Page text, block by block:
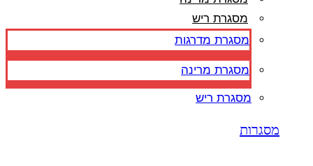
מסגרת ריש
מסגרת מדרגות
מסגרת מרינה
מסגרת ריש
מסגרות